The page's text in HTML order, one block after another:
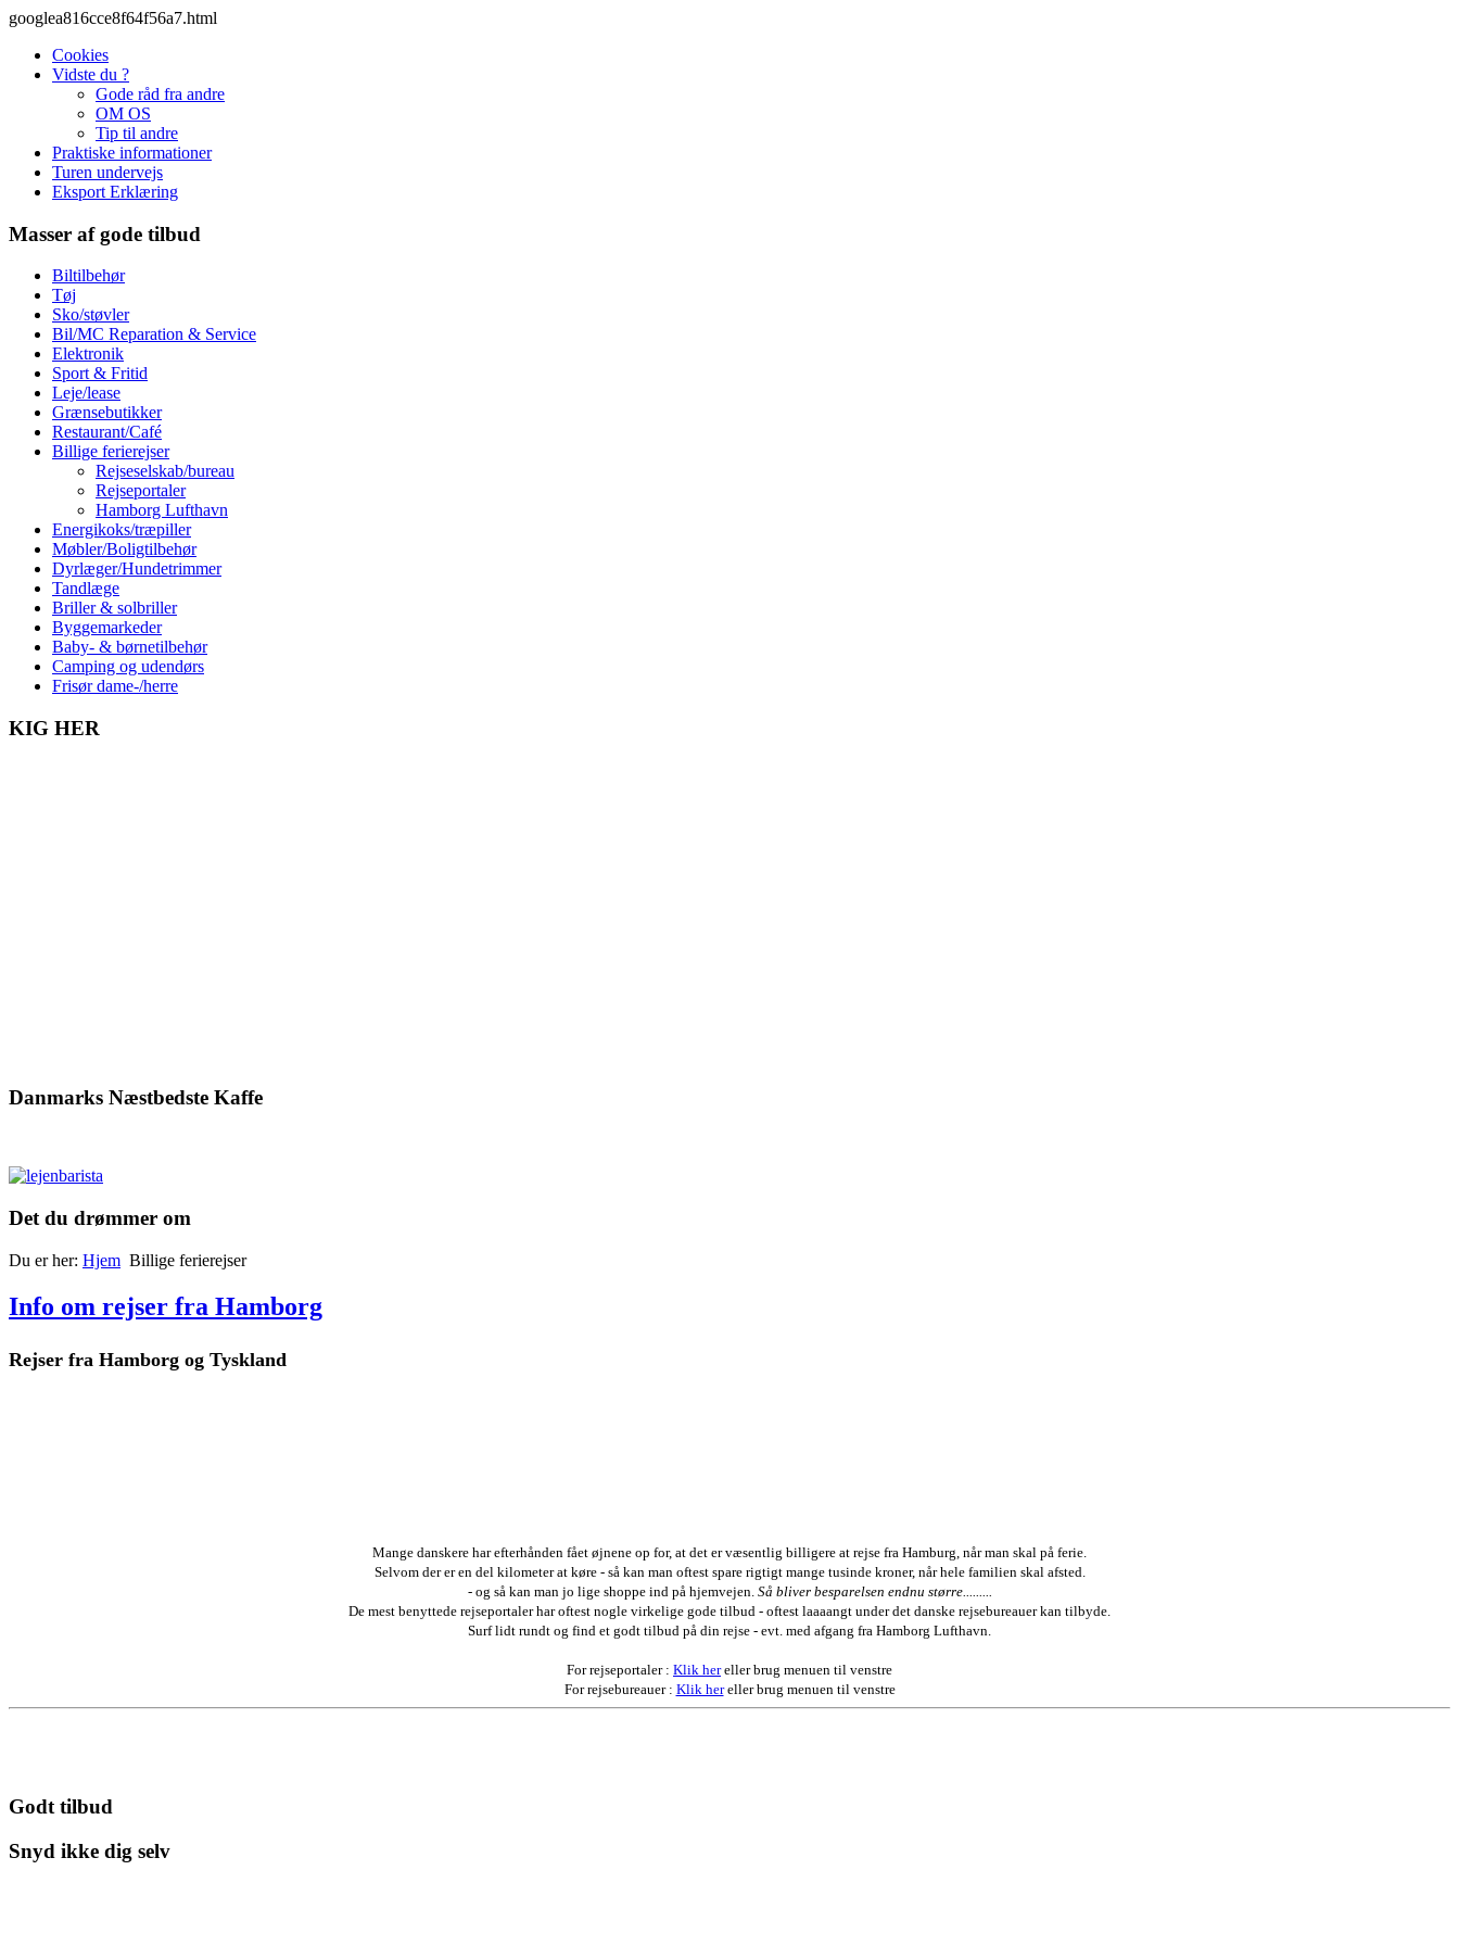
googlea816cce8f64f56a7.html
Cookies
Vidste du ?
Gode råd fra andre
OM OS
Tip til andre
Praktiske informationer
Turen undervejs
Eksport Erklæring
Masser af gode tilbud
Biltilbehør
Tøj
Sko/støvler
Bil/MC Reparation & Service
Elektronik
Sport & Fritid
Leje/lease
Grænsebutikker
Restaurant/Café
Billige ferierejser
Rejseselskab/bureau
Rejseportaler
Hamborg Lufthavn
Energikoks/træpiller
Møbler/Boligtilbehør
Dyrlæger/Hundetrimmer
Tandlæge
Briller & solbriller
Byggemarkeder
Baby- & børnetilbehør
Camping og udendørs
Frisør dame-/herre
KIG HER
Danmarks Næstbedste Kaffe
Det du drømmer om
Du er her: Hjem Billige ferierejser
Info om rejser fra Hamborg
Rejser fra Hamborg og Tyskland
Mange danskere har efterhånden fået øjnene op for, at det er væsentlig billigere at rejse fra Hamburg, når man skal på ferie.
Selvom der er en del kilometer at køre - så kan man oftest spare rigtigt mange tusinde kroner, når hele familien skal afsted.
- og så kan man jo lige shoppe ind på hjemvejen. Så bliver besparelsen endnu større.........
De mest benyttede rejseportaler har oftest nogle virkelige gode tilbud - oftest laaaangt under det danske rejsebureauer kan tilbyde.
Surf lidt rundt og find et godt tilbud på din rejse - evt. med afgang fra Hamborg Lufthavn.
For rejseportaler : Klik hereller brug menuen til venstre
For rejsebureauer : Klik hereller brug menuen til venstre
Godt tilbud
Snyd ikke dig selv